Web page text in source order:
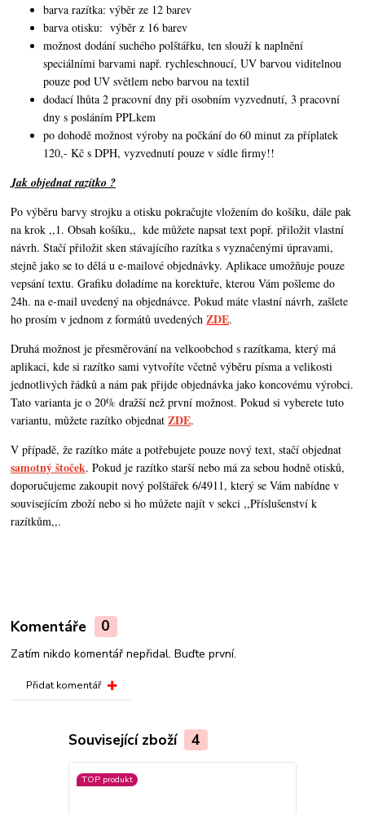
barva razítka: výběr ze 12 barev
barva otisku: výběr z 16 barev
možnost dodání suchého polštářku, ten slouží k naplnění
speciálními barvami např. rychleschnoucí, UV barvou viditelnou
pouze pod UV světlem nebo barvou na textil
dodací lhůta 2 pracovní dny při osobním vyzvednutí, 3 pracovní
dny s posláním PPLkem
po dohodě možnost výroby na počkání do 60 minut za příplatek
120,- Kč s DPH, vyzvednutí pouze v sídle firmy!!
Jak objednat razítko ?
Po výběru barvy strojku a otisku pokračujte vložením do košíku, dále pak
na krok ,,1. Obsah košíku,, kde můžete napsat text popř. přiložit vlastní
návrh. Stačí přiložit sken stávajícího razítka s vyznačenými úpravami,
stejně jako se to dělá u e-mailové objednávky. Aplikace umožňuje pouze
vepsání textu. Grafiku doladíme na korektuře, kterou Vám pošleme do
24h. na e-mail uvedený na objednávce. Pokud máte vlastní návrh,zašlete
ho prosím v jednom z formátů uvedenýchZDE.
Druhá možnost je přesměrování na velkoobchod s razítkama, který má
aplikaci, kde si razítko sami vytvoříte včetně výběru písma a velikosti
jednotlivých řádků a nám pak přijde objednávka jako koncovému výrobci.
Tato varianta je o 20% dražší než první možnost. Pokud si vyberete tuto
variantu, můžete razítko objednatZDE.
V případě, že razítko máte a potřebujete pouze nový text, stačí objednat
samotný štoček. Pokud je razítko starší nebo má za sebou hodně otisků,
doporučujeme zakoupit nový polštářek 6/4911, který se Vám nabídne v
souvisejícím zboží nebo si ho můžete najít v sekci ,,Příslušenství k
razítkům,,.
Komentáře 0
Zatím nikdo komentář nepřidal. Buďte první.
Přidat komentář
Související zboží 4
TOP produkt